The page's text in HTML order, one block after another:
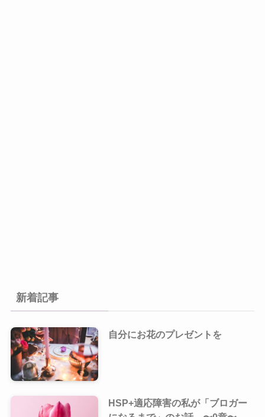
新着記事
自分にお花のプレゼントを
HSP+適応障害の私が「ブロガー